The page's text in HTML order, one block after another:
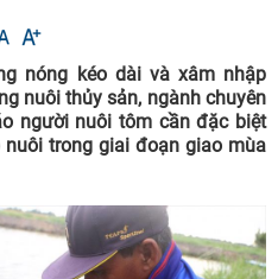
nóng kéo dài và xâm nhập
nuôi thủy sản, ngành chuyên
người nuôi tôm cần đặc biệt
trong giai đoạn giao mùa